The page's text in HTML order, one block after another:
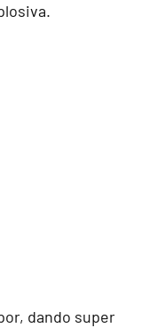
dando super